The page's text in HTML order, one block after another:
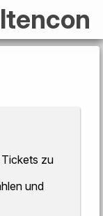
Tickets zu
und